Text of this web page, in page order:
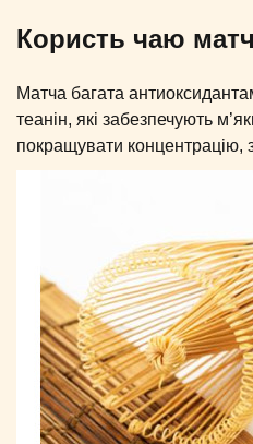
Користь чаю
Матча багата
теанін, які забезпечують
покращувати концентрацію,